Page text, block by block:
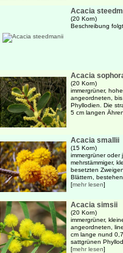
Acacia
(20 Korn)
Beschreibung
Acacia
(20 Korn)
immergrüner,
angeordneten,
Phyllodien. Die
5 cm langen
Acacia smallii
(15 Korn)
immergrüner oder
mehrstämmiger,
besetzten
Blättern,
[mehr lesen]
Acacia simsii
(20 Korn)
immergrüner,
angeordneten,
cm lange nund
sattgrünen
[mehr lesen]